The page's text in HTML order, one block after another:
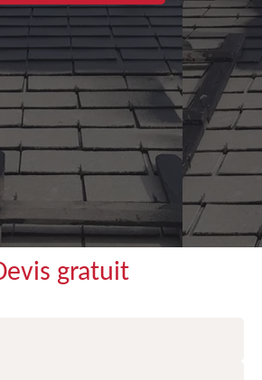
gratuit